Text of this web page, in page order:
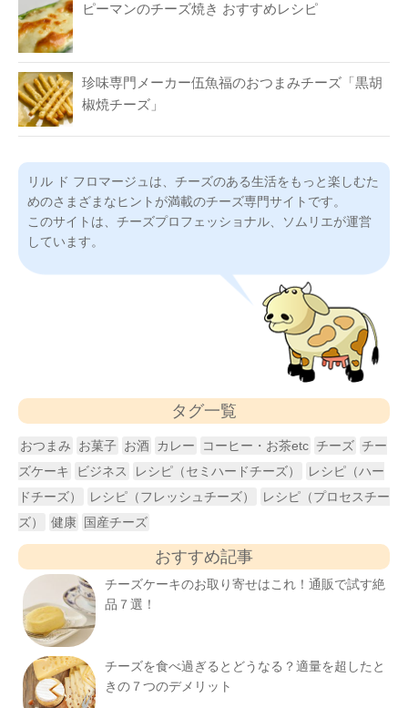
ピーマンのチーズ焼き おすすめレシピ
珍味専門メーカー伍魚福のおつまみチーズ「黒胡
椒焼チーズ」
リル ド フロマージュは、チーズのある生活をもっと楽しむた
めのさまざまなヒントが満載のチーズ専門サイトです。
このサイトは、チーズプロフェッショナル、ソムリエが運営
しています。
タグ一覧
おつまみ お菓子 お酒 カレー コーヒー・お茶etc チーズ チー
ズケーキ
ビジネス レシピ（セミハードチーズ）
レシピ（ハー
ドチーズ）
レシピ（フレッシュチーズ）
レシピ（プロセスチー
ズ）
健康 国産チーズ
おすすめ記事
チーズケーキのお取り寄せはこれ！通販で試す絶
品７選！
チーズを食べ過ぎるとどうなる？適量を超したと
きの７つのデメリット